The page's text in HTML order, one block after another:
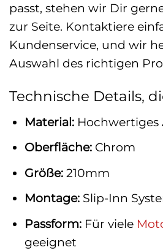
passt, stehen wir Dir
zur Seite. Kontaktiere
Kundenservice, und wir
Auswahl des richtigen
Technische Details,
Material:Hochwertiges
Oberfläche:Chrom
Größe:210mm
Montage:Slip-Inn
Passform:Für viele
geeignet